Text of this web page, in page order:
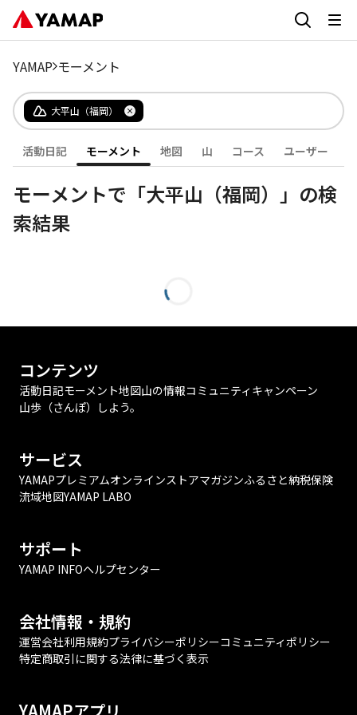
YAMAP モーメント
大平山（福岡）
活動日記 モーメント 地図 山 コース ユーザー
モーメントで「大平山（福岡）」の検
索結果
コンテンツ
活動日記モーメント地図山の情報コミュニティ キャンペーン
山歩（さんぽ）しよう。
サービス
YAMAPプレミアムオンラインストアマガジンふるさと納税保険
流域地図YAMAP LABO
サポート
YAMAP INFOヘルプセンター
会社情報・規約
運営会社利用規約プライバシーポリシーコミュニティポリシー
特定商取引に関する法律に基づく表示